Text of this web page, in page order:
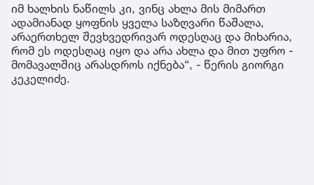
იმ ხალხის ნაწილს კი, ვინც ახლა მის მიმართ
ადამიანად ყოფნის ყველა საზღვარი წაშალა,
არაერთხელ შევხვედრივარ ოდესღაც და მიხარია,
რომ ეს ოდესღაც იყო და არა ახლა და მით უფრო -
მომავალშიც არასდროს იქნება“, - წერის გიორგი
კეკელიძე.